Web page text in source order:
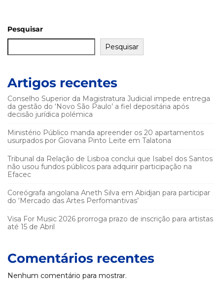
Pesquisar
Pesquisar
Artigos recentes
Conselho Superior da Magistratura Judicial impede entrega
da gestão do ‘Novo São Paulo’ a fiel depositária após
decisão jurídica polémica
Ministério Público manda apreender os 20 apartamentos
usurpados por Giovana Pinto Leite em Talatona
Tribunal da Relação de Lisboa conclui que Isabel dos Santos
não usou fundos públicos para adquirir participação na
Efacec
Coreógrafa angolana Aneth Silva em Abidjan para participar
do ‘Mercado das Artes Perfomantivas’
Visa For Music 2026 prorroga prazo de inscrição para artistas
até 15 de Abril
Comentários recentes
Nenhum comentário para mostrar.